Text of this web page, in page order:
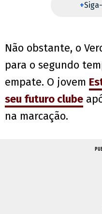
+
Não obstante, o
para o segundo
empate. O jovem
seu futuro clube
na marcação.